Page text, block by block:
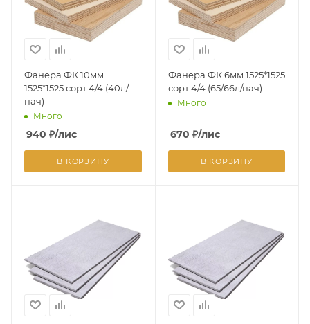
Фанера ФК 10мм
1525*1525 сорт 4/4 (40л/
пач)
Много
940 ₽/лис
В КОРЗИНУ
Фанера ФК 6мм 1525*1525
сорт 4/4 (65/66л/пач)
Много
670 ₽/лис
В КОРЗИНУ